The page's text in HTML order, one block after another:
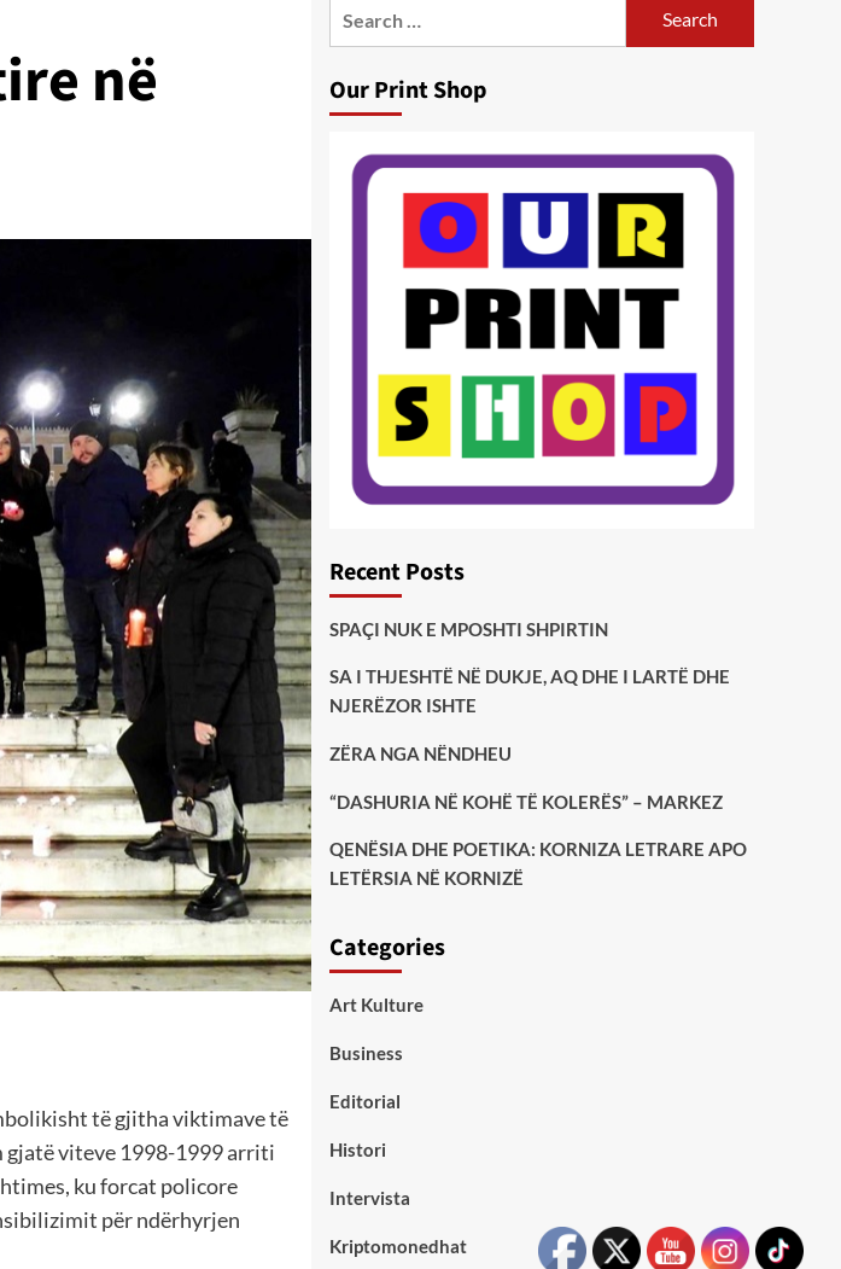
në
të gjitha viktimave të
gjatë viteve 1998-1999 arriti
ku forcat policore
për ndërhyrjen
Our Print Shop
Recent Posts
SPAÇI NUK E MPOSHTI SHPIRTIN
SA I THJESHTË NË DUKJE, AQ DHE I LARTË DHE
NJERËZOR ISHTE
ZËRA NGA NËNDHEU
“DASHURIA NË KOHË TË KOLERËS” – MARKEZ
QENËSIA DHE POETIKA: KORNIZA LETRARE APO
LETËRSIA NË KORNIZË
Categories
Art Kulture
Business
Editorial
Histori
Intervista
Kriptomonedhat